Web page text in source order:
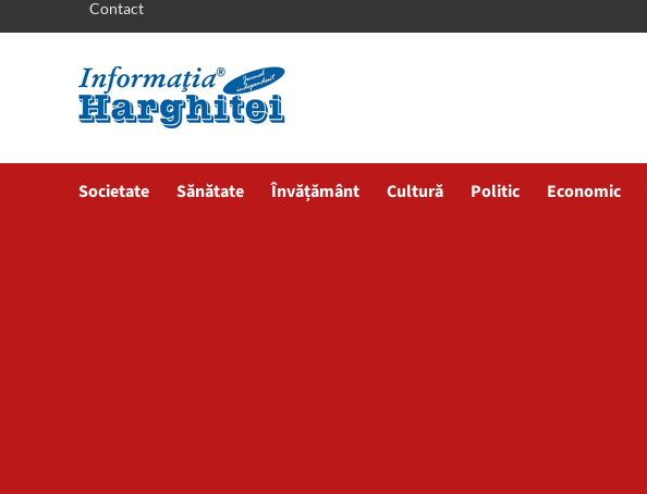
Contact
Societate Sănătate Învățământ Cultură Politic Economic